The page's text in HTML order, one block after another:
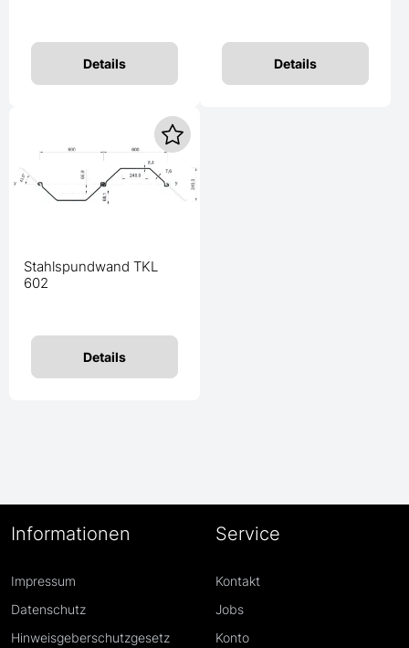
Details Details
Stahlspundwand TKL
602
Details
Informationen
Impressum
Datenschutz
Hinweisgeberschutzgesetz
Service
Kontakt
Jobs
Konto